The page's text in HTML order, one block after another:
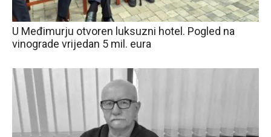
U Međimurju otvoren luksuzni hotel. Pogled na
vinograde vrijedan 5 mil. eura